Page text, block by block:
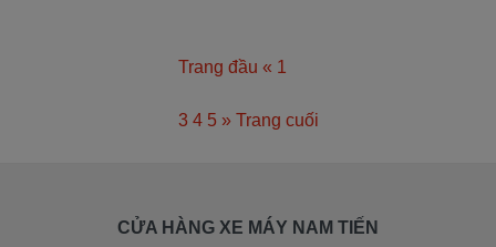
Trang đầu « 1
3 4 5 » Trang cuối
CỬA HÀNG XE MÁY NAM TIẾN